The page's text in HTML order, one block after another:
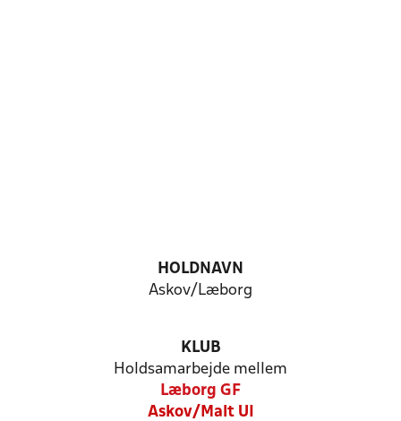
HOLDNAVN
Askov/Læborg
KLUB
Holdsamarbejde mellem
Læborg GF
Askov/Malt UI